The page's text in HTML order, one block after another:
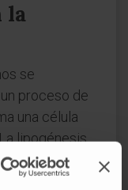
la
se
proceso de
una célula
lipogénesis
grasos
CoA,